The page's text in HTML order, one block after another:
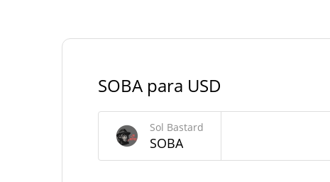
Fornecimento de Sol Bastard
Fornecimento em
circulação
SOBA para USD
Sol Bastard
SOBA